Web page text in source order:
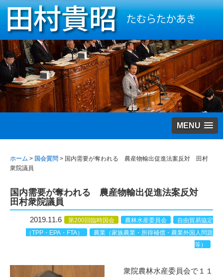
MENU
ホーム > 国会質問 > 国内需要が奪われる 農産物輸出促進法案反対 田村
衆院議員
国内需要が奪われる 農産物輸出促進法案反対
田村衆院議員
2019.11.6 第200回臨時国会 農林水産委員会
自由貿易協定
（TPP・EPA・FTA）
農業（家族農業・所得補償・農業外国人問題
等）
衆院農林水産委員会で１１